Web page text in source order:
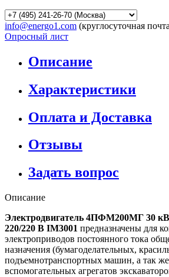
info@energo1.com (круглосуточная
Опросный лист
Описание
Характеристики
Оплата и Доставка
Отзывы
Задать вопрос
Описание
Электродвигатель 4ПФМ200МГ 30
220/220 В IM3001 предназначены для
электроприводов постоянного тока
назначения (бумагоделательных,
подъемнотранспортных машин, а так
вспомогательных агрегатов